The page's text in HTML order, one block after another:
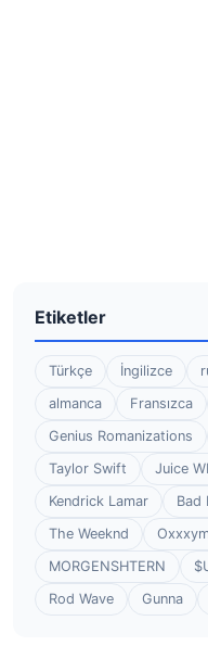
Etiketler
Türkçe İngilizce
almanca
Fransızca
Genius Romanizations
Taylor Swift
Juice
Kendrick Lamar
Bad
The Weeknd
MORGENSHTERN
Rod Wave
Gunna